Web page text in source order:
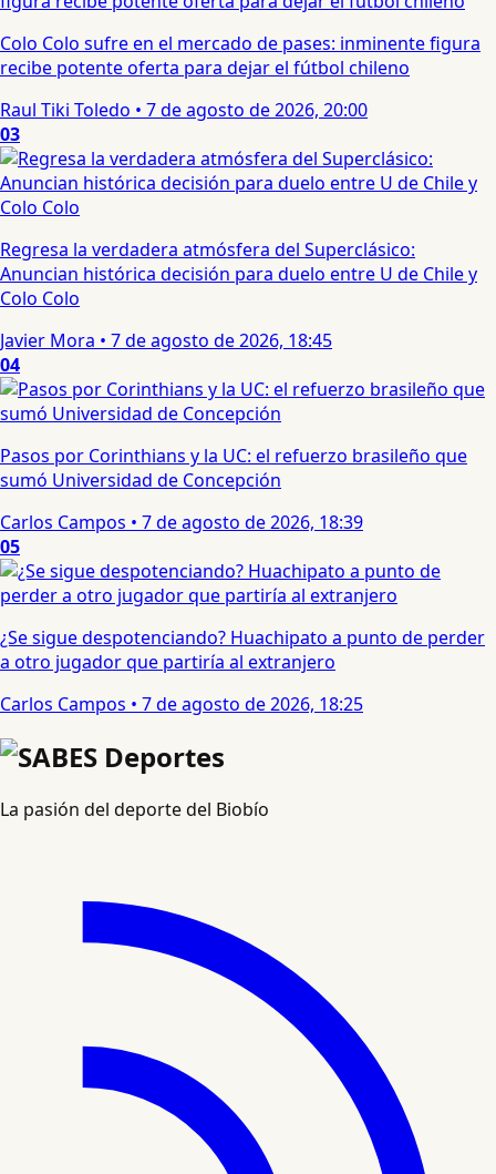
Colo Colo sufre en el mercado de pases: inminente figura
recibe potente oferta para dejar el fútbol chileno
Raul Tiki Toledo • 7 de agosto de 2026, 20:00
03
Regresa la verdadera atmósfera del Superclásico:
Anuncian histórica decisión para duelo entre U de Chile y
Colo Colo
Javier Mora • 7 de agosto de 2026, 18:45
04
Pasos por Corinthians y la UC: el refuerzo brasileño que
sumó Universidad de Concepción
Carlos Campos • 7 de agosto de 2026, 18:39
05
¿Se sigue despotenciando? Huachipato a punto de perder
a otro jugador que partiría al extranjero
Carlos Campos • 7 de agosto de 2026, 18:25
La pasión del deporte del Biobío